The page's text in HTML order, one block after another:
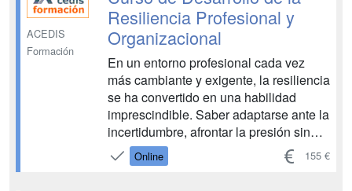
ACEDIS
Formación
Resiliencia Profesional y
Organizacional
En un entorno profesional cada vez
más cambiante y exigente, la resiliencia
se ha convertido en una habilidad
imprescindible. Saber adaptarse ante la
incertidumbre, afrontar la presión sin
perder la motivación y recuperarse tras
momentos difíciles es clave para
Online 155 €